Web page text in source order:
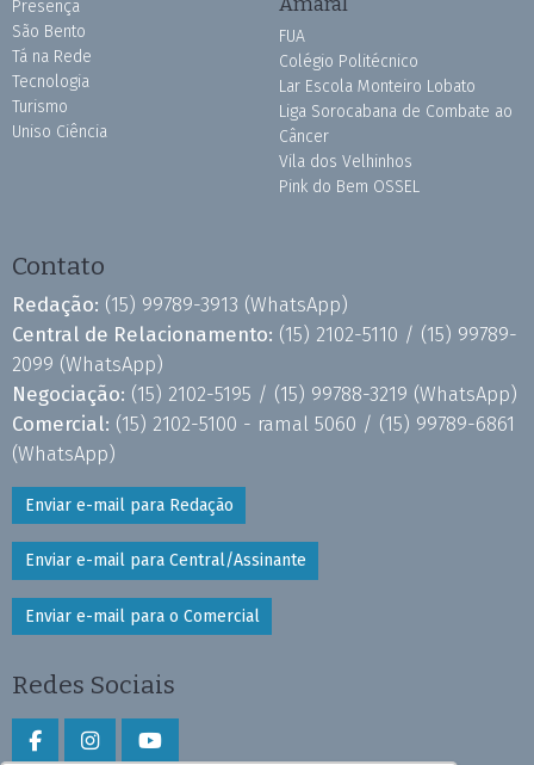
Presença
São Bento
Tá na Rede
Tecnologia
Turismo
Uniso Ciência
FUA
Colégio Politécnico
Lar Escola Monteiro Lobato
Liga Sorocabana de Combate ao
Câncer
Vila dos Velhinhos
Pink do Bem OSSEL
Contato
Redação: (15) 99789-3913 (WhatsApp)
Central de Relacionamento: (15) 2102-5110 / (15) 99789-
2099 (WhatsApp)
Negociação: (15) 2102-5195 / (15) 99788-3219 (WhatsApp)
Comercial: (15) 2102-5100 - ramal 5060 / (15) 99789-6861
(WhatsApp)
Enviar e-mail para Redação
Enviar e-mail para Central/Assinante
Enviar e-mail para o Comercial
Redes Sociais